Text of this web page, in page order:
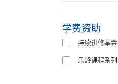
学费资助
持续进修基金
乐龄课程系列